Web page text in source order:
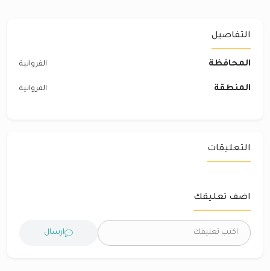
التفاصيل
المحافظة الفروانية
المنطقة الفروانية
التعليقات
اضف تعليقك
ارسال